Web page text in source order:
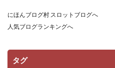
にほんブログ村 スロットブログへ
人気ブログランキングへ
タグ